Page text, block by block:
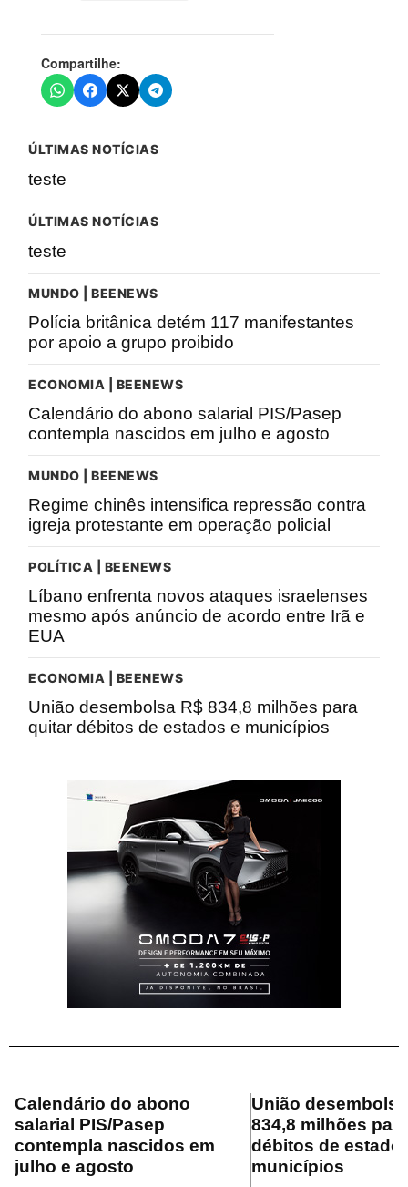
Compartilhe:
ÚLTIMAS NOTÍCIAS
teste
ÚLTIMAS NOTÍCIAS
teste
MUNDO | BEENEWS
Polícia britânica detém 117 manifestantes
por apoio a grupo proibido
ECONOMIA | BEENEWS
Calendário do abono salarial PIS/Pasep
contempla nascidos em julho e agosto
MUNDO | BEENEWS
Regime chinês intensifica repressão contra
igreja protestante em operação policial
POLÍTICA | BEENEWS
Líbano enfrenta novos ataques israelenses
mesmo após anúncio de acordo entre Irã e
EUA
ECONOMIA | BEENEWS
União desembolsa R$ 834,8 milhões para
quitar débitos de estados e municípios
Calendário do abono
salarial PIS/Pasep
contempla nascidos em
julho e agosto
União
834,8 milhões
débitos de
municípios